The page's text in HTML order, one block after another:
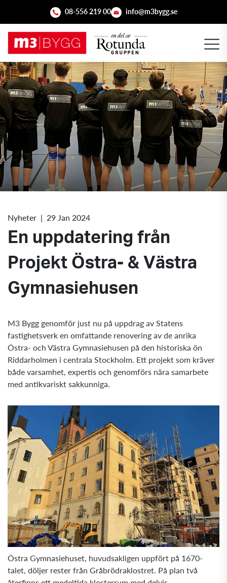
08-556 219 00 info@m3bygg.se
Nyheter | 29 Jan 2024
En uppdatering från
Projekt Östra- & Västra
Gymnasiehusen
M3 Bygg genomför just nu på uppdrag av Statens
fastighetsverk en omfattande renovering av de anrika
Östra- och Västra Gymnasiehusen på den historiska ön
Riddarholmen i centrala Stockholm. Ett projekt som kräver
både varsamhet, expertis och genomförs nära samarbete
med antikvariskt sakkunniga.
Östra Gymnasiehuset, huvudsakligen uppfört på 1670-
talet, döljer rester från Gråbrödraklostret. På plan två